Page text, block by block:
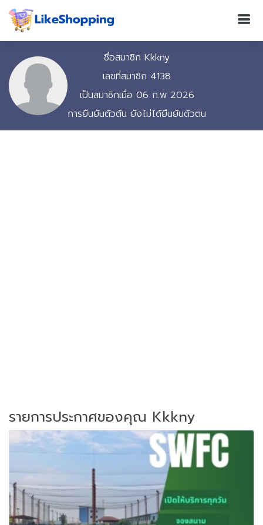
ชื่อสมาชิก Kkkny
เลขที่สมาชิก 4138
เป็นสมาชิกเมื่อ 06 ก.พ 2026
การยืนยันตัวต้น ยังไม่ได้ยืนยันตัวตน
รายการประกาศของคุณ Kkkny